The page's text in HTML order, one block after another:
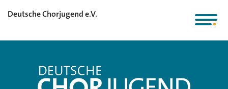
Deutsche Chorjugend e.V.